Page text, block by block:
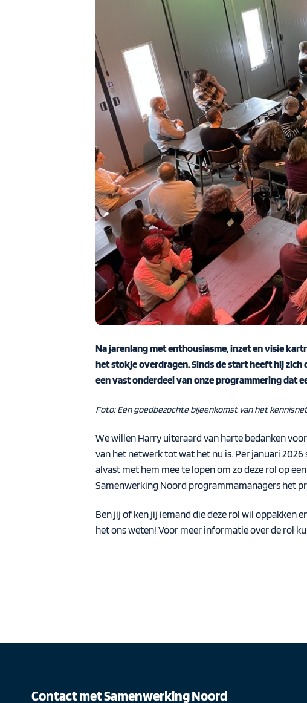
Na jarenlang met enthousiasme, inzet en visie
het stokje overdragen. Sinds de start heeft hij
een vast onderdeel van onze programmering dat
Foto: Een goedbezochte bijeenkomst van het
We willen Harry uiteraard van harte bedanken
van het netwerk tot wat het nu is. Per januari
alvast met hem mee te lopen om zo deze rol op
Samenwerking Noord programmamanagers het
Ben jij of ken jij iemand die deze rol wil oppakken
het ons weten! Voor meer informatie over de rol
Contact met Samenwerking Noord